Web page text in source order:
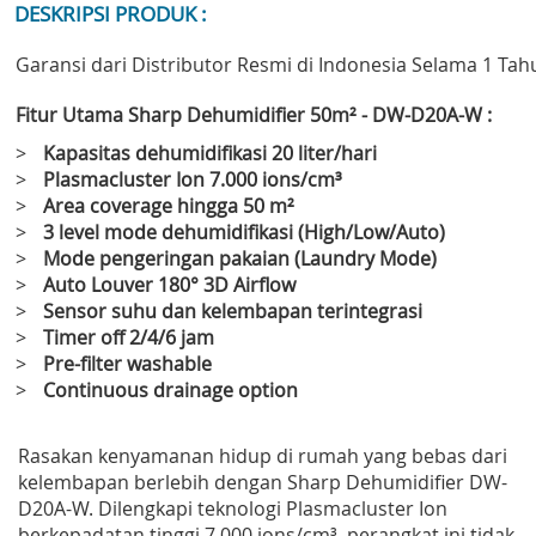
DESKRIPSI PRODUK :
Garansi dari Distributor Resmi di Indonesia Selama 1
Fitur Utama Sharp Dehumidifier 50m² - DW-D20A-W :
>
Kapasitas dehumidifikasi 20 liter/hari
>
Plasmacluster Ion 7.000 ions/cm³
>
Area coverage hingga 50 m²
>
3 level mode dehumidifikasi (High/Low/Auto)
>
Mode pengeringan pakaian (Laundry Mode)
>
Auto Louver 180° 3D Airflow
>
Sensor suhu dan kelembapan terintegrasi
>
Timer off 2/4/6 jam
>
Pre-filter washable
>
Continuous drainage option
Rasakan kenyamanan hidup di rumah yang bebas dari
kelembapan berlebih dengan Sharp Dehumidifier DW-
D20A-W. Dilengkapi teknologi Plasmacluster Ion